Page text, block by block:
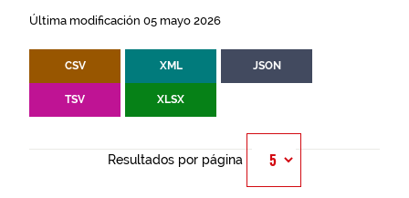
Última modificación 05 mayo 2026
CSV XML JSON
TSV XLSX
Resultados por página